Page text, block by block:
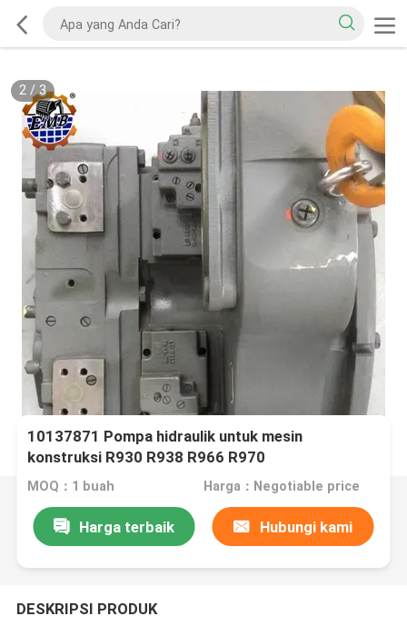
2/3
10137871 Pompa hidraulik untuk mesin
konstruksi R930 R938 R966 R970
MOQ：1 buah Harga：Negotiable price
Harga terbaik Hubungi kami
DESKRIPSI PRODUK